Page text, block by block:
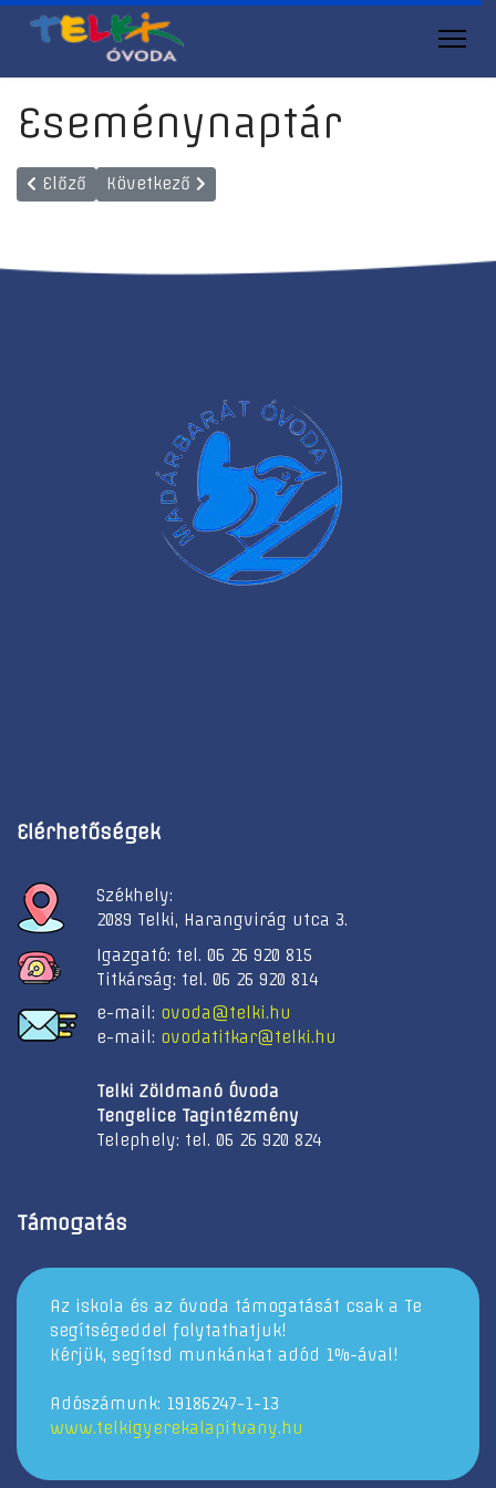
Eseménynaptár
Előző cikk: oviKRÉTA
Előző Következő cikk: Galéria
Következő
Elérhetőségek
Székhely:
2089 Telki, Harangvirág utca 3.
Igazgató: tel. 06 26 920 815
Titkárság: tel. 06 26 920 814
e-mail: ovoda@telki.hu
e-mail: ovodatitkar@telki.hu
Telki Zöldmanó Óvoda
Tengelice Tagintézmény
Telephely: tel. 06 26 920 824
Támogatás
Az iskola és az óvoda támogatását csak a Te
segítségeddel folytathatjuk!
Kérjük, segítsd munkánkat adód 1%-ával!
Adószámunk: 19186247-1-13
www.telkigyerekalapitvany.hu